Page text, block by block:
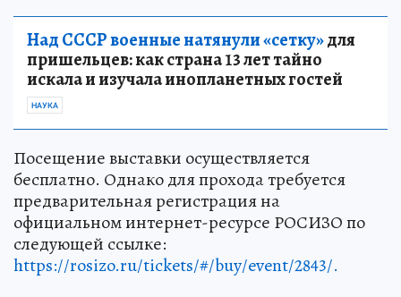
Над СССР военные натянули «сетку»для
пришельцев: как страна 13 лет тайно
искала и изучала инопланетных гостей
НАУКА
Посещение выставки осуществляется
бесплатно. Однако для прохода требуется
предварительная регистрация на
официальном интернет-ресурсе РОСИЗО по
следующей ссылке:
https://rosizo.ru/tickets/#/buy/event/2843/.